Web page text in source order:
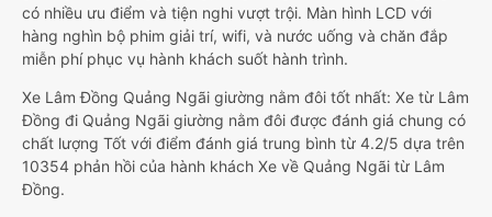
có nhiều ưu điểm và tiện nghi vượt trội. Màn hình LCD với
hàng nghìn bộ phim giải trí, wifi, và nước uống và chăn đắp
miễn phí phục vụ hành khách suốt hành trình.
Xe Lâm Đồng Quảng Ngãi giường nằm đôi tốt nhất: Xe từ Lâm
Đồng đi Quảng Ngãi giường nằm đôi được đánh giá chung có
chất lượng Tốt với điểm đánh giá trung bình từ 4.2/5 dựa trên
10354 phản hồi của hành khách Xe về Quảng Ngãi từ Lâm
Đồng.